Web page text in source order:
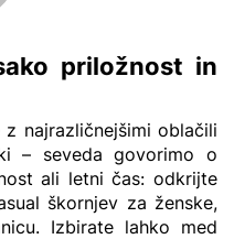
priložnost in
najrazličnejšimi oblačili
– seveda govorimo o
ali letni čas: odkrijte
škornjev za ženske,
Izbirate lahko med